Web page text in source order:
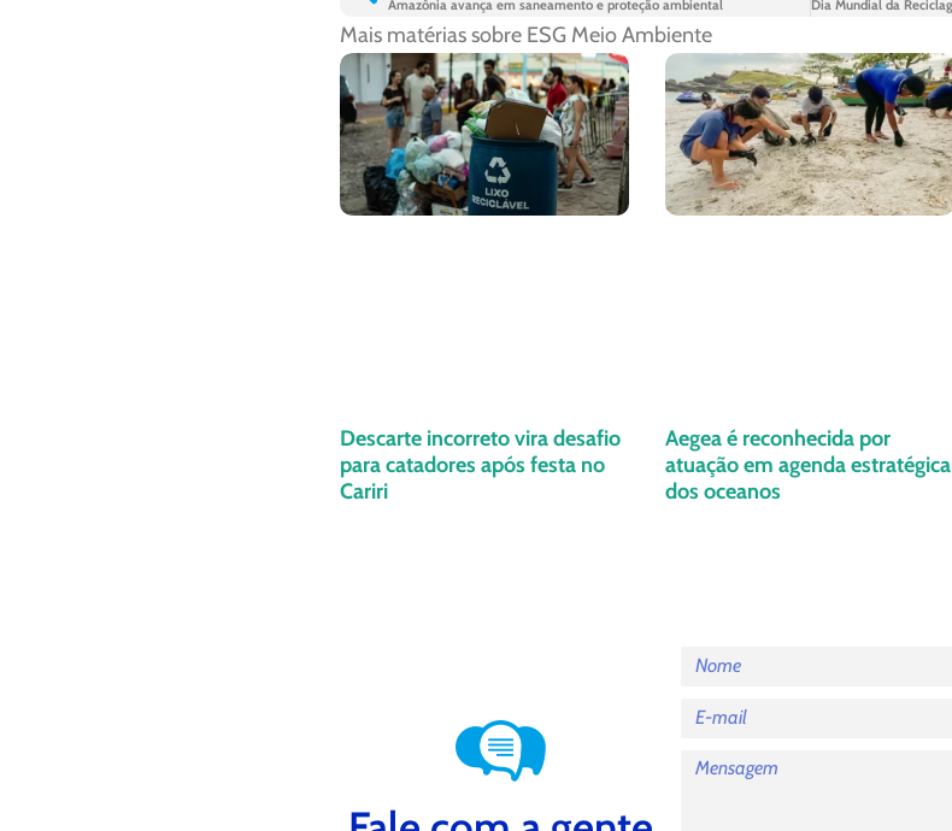
Amazônia avança em saneamento e proteção ambiental
Mais matérias sobre ESG Meio Ambiente
Descarte incorreto vira desafio
para catadores após festa no
Cariri
Aegea é reconhecida por
atuação em agenda estratégica
dos oceanos